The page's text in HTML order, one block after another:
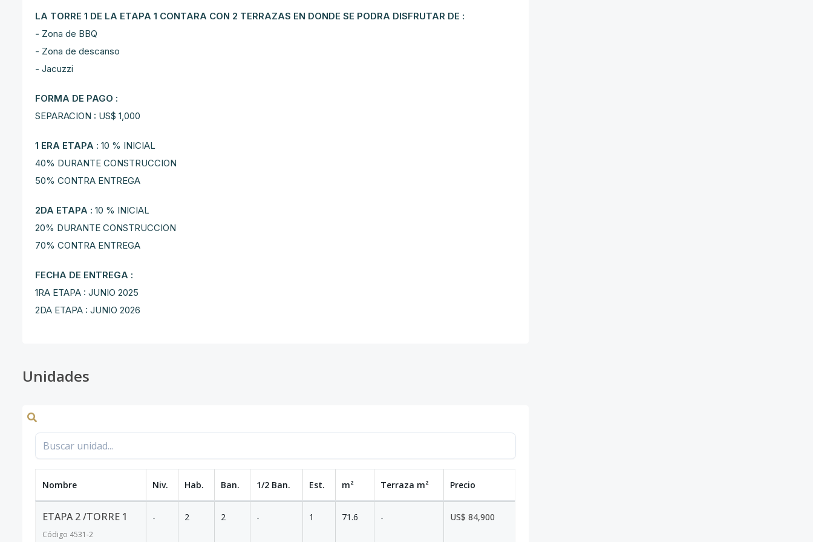
LA TORRE 1 DE LA ETAPA 1 CONTARA CON 2 TERRAZAS EN DONDE SE PODRA DISFRUTAR DE :
- Zona de BBQ
- Zona de descanso
- Jacuzzi
FORMA DE PAGO :
SEPARACION : US$ 1,000
1 ERA ETAPA : 10 % INICIAL
40% DURANTE CONSTRUCCION
50% CONTRA ENTREGA
2DA ETAPA : 10 % INICIAL
20% DURANTE CONSTRUCCION
70% CONTRA ENTREGA
FECHA DE ENTREGA :
1RA ETAPA : JUNIO 2025
2DA ETAPA : JUNIO 2026
Unidades
Nombre Niv. Hab. Ban. 1/2 Ban. Est. m² Terraza m² Precio
ETAPA 2 /TORRE 1
Código 4531-2
- 2 2 - 1 71.6 - US$ 84,900